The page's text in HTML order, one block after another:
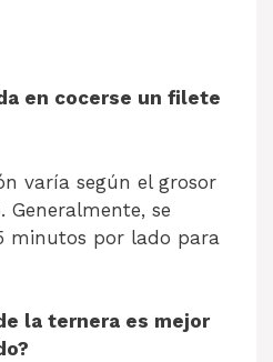
en cocerse un filete
varía según el grosor
Generalmente, se
minutos por lado para
la ternera es mejor